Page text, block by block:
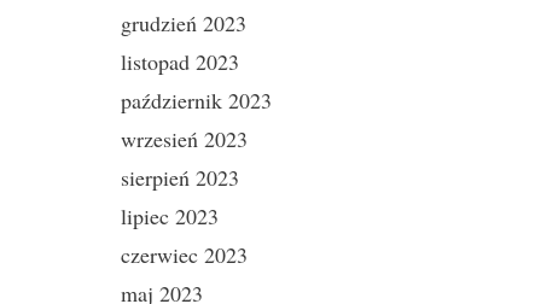
grudzień 2023
listopad 2023
październik 2023
wrzesień 2023
sierpień 2023
lipiec 2023
czerwiec 2023
maj 2023